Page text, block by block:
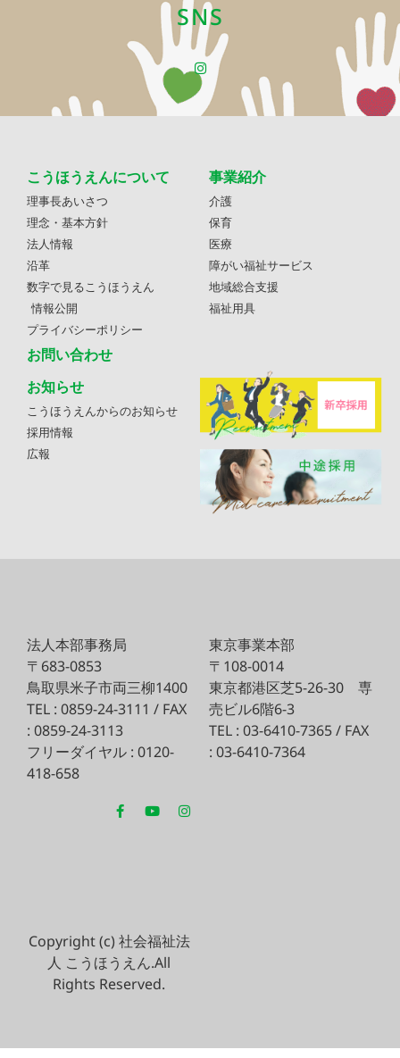
SNS
こうほうえんについて
理事長あいさつ
理念・基本方針
法人情報
沿革
数字で見るこうほうえん
情報公開
プライバシーポリシー
お問い合わせ
事業紹介
介護
保育
医療
障がい福祉サービス
地域総合支援
福祉用具
お知らせ
こうほうえんからのお知らせ
採用情報
広報
法人本部事務局
〒683-0853
鳥取県米子市両三柳1400
TEL : 0859-24-3111 / FAX
: 0859-24-3113
フリーダイヤル : 0120-
418-658
東京事業本部
〒108-0014
東京都港区芝5-26-30 専
売ビル6階6-3
TEL : 03-6410-7365 / FAX
: 03-6410-7364
Copyright (c) 社会福祉法
人 こうほうえん.All
Rights Reserved.